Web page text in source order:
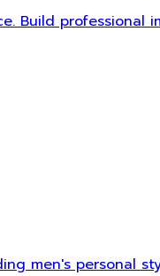
Build professional
men's personal